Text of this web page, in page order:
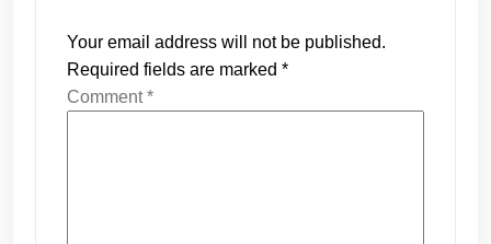
Your email address will not be published.
Required fields are marked *
Comment*